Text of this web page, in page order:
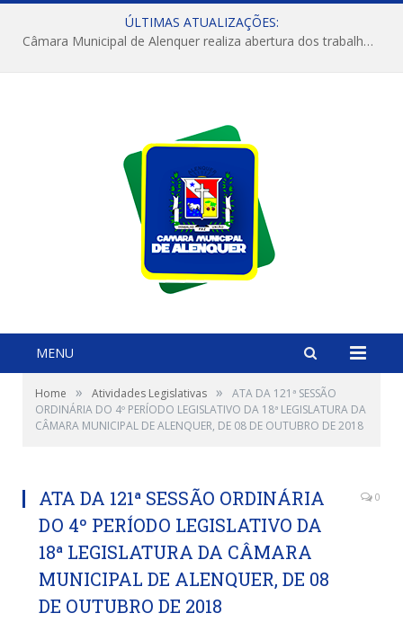
ÚLTIMAS ATUALIZAÇÕES:
Câmara Municipal de Alenquer realiza abertura dos trabalhos do 4º Período Legislativo
MENU
Home » Atividades Legislativas »
ATA DA 121ª SESSÃO
ORDINÁRIA DO 4º PERÍODO LEGISLATIVO DA 18ª LEGISLATURA DA
CÂMARA MUNICIPAL DE ALENQUER, DE 08 DE OUTUBRO DE 2018
ATA DA 121ª SESSÃO ORDINÁRIA
DO 4º PERÍODO LEGISLATIVO DA
18ª LEGISLATURA DA CÂMARA
MUNICIPAL DE ALENQUER, DE 08
DE OUTUBRO DE 2018
0